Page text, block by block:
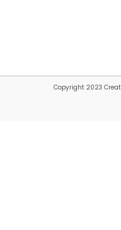
Copyright 2023